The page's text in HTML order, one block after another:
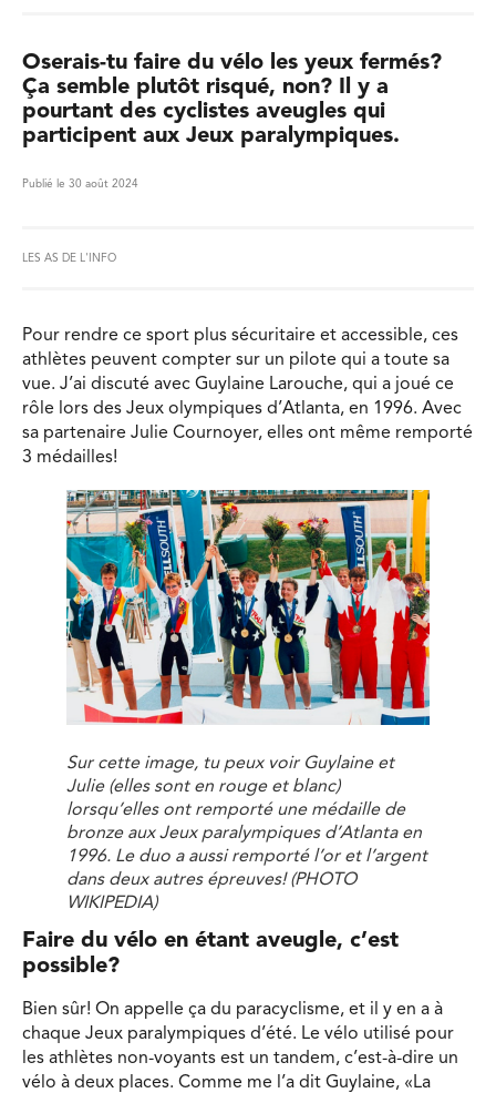
Oserais-tu faire du vélo les yeux fermés?
Ça semble plutôt risqué, non? Il y a
pourtant des cyclistes aveugles qui
participent aux Jeux paralympiques.
Publié le 30 août 2024
LES AS DE L'INFO
Pour rendre ce sport plus sécuritaire et accessible, ces
athlètes peuvent compter sur un pilote qui a toute sa
vue. J’ai discuté avec Guylaine Larouche, qui a joué ce
rôle lors des Jeux olympiques d’Atlanta, en 1996. Avec
sa partenaire Julie Cournoyer, elles ont même remporté
3 médailles!
Sur cette image, tu peux voir Guylaine et
Julie (elles sont en rouge et blanc)
lorsqu’elles ont remporté une médaille de
bronze aux Jeux paralympiques d’Atlanta en
1996. Le duo a aussi remporté l’or et l’argent
dans deux autres épreuves! (PHOTO
WIKIPEDIA)
Faire du vélo en étant aveugle, c’est
possible?
Bien sûr! On appelle ça du paracyclisme, et il y en a à
chaque Jeux paralympiques d’été. Le vélo utilisé pour
les athlètes non-voyants est un tandem, c’est-à-dire un
vélo à deux places. Comme me l’a dit Guylaine, «La